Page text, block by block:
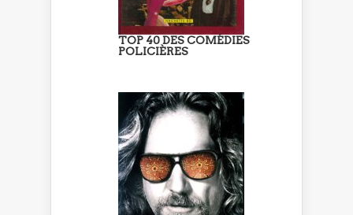
TOP 40 DES COMÉDIES
POLICIÈRES